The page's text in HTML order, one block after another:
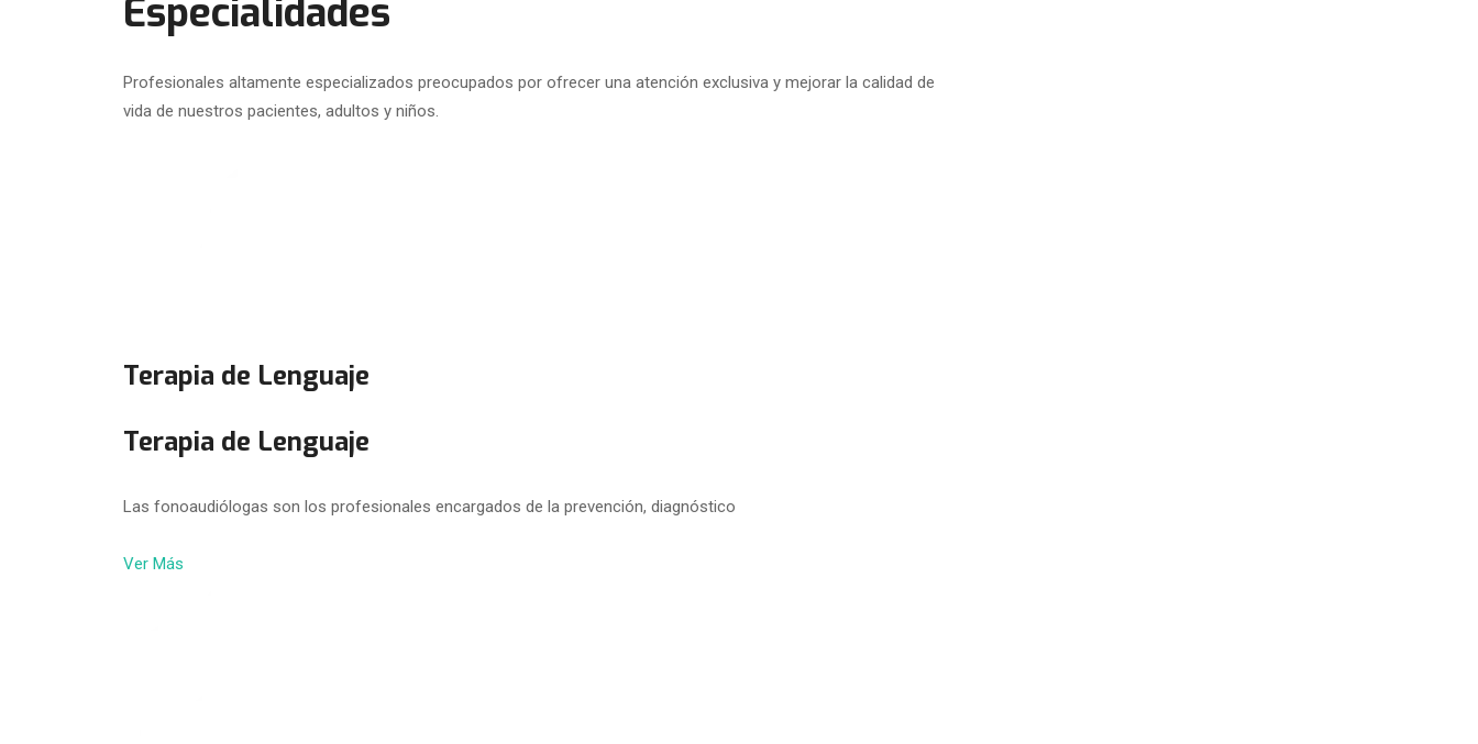
Especialidades
Profesionales altamente especializados preocupados por ofrecer una atención exclusiva y mejorar la calidad de
vida de nuestros pacientes, adultos y niños.
Terapia de Lenguaje
Terapia de Lenguaje
Las fonoaudiólogas son los profesionales encargados de la prevención, diagnóstico
Ver Más